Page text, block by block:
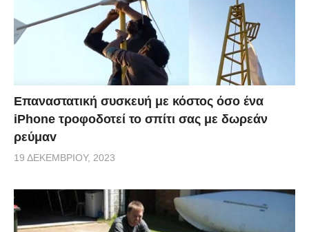
Επαναστατική συσκευή με κόστος όσο ένα
iPhone τροφοδοτεί το σπίτι σας με δωρεάν
ρεύμαv
19 ΔΕΚΕΜΒΡΊΟΥ, 2023